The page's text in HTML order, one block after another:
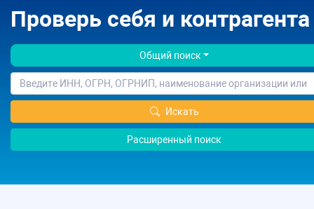
Проверь себя и контрагента
Общий поиск
Искать
Расширенный поиск